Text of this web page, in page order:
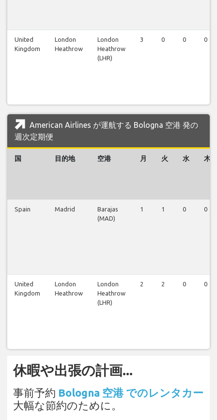
United
Kingdom
London
Heathrow
London
Heathrow
(LHR)
3 0 0 0
American Airlines が運航する Bologna 空港 発の
週次定期便
国 目的地 空港 月 火 水 木
Spain Madrid
Barajas
(MAD)
1 1 0 0
United
Kingdom
London
Heathrow
London
Heathrow
(LHR)
2 2 0 0
休暇や出張の計画...
事前予約 Bologna 空港 でのレンタカー
大幅な節約のために。